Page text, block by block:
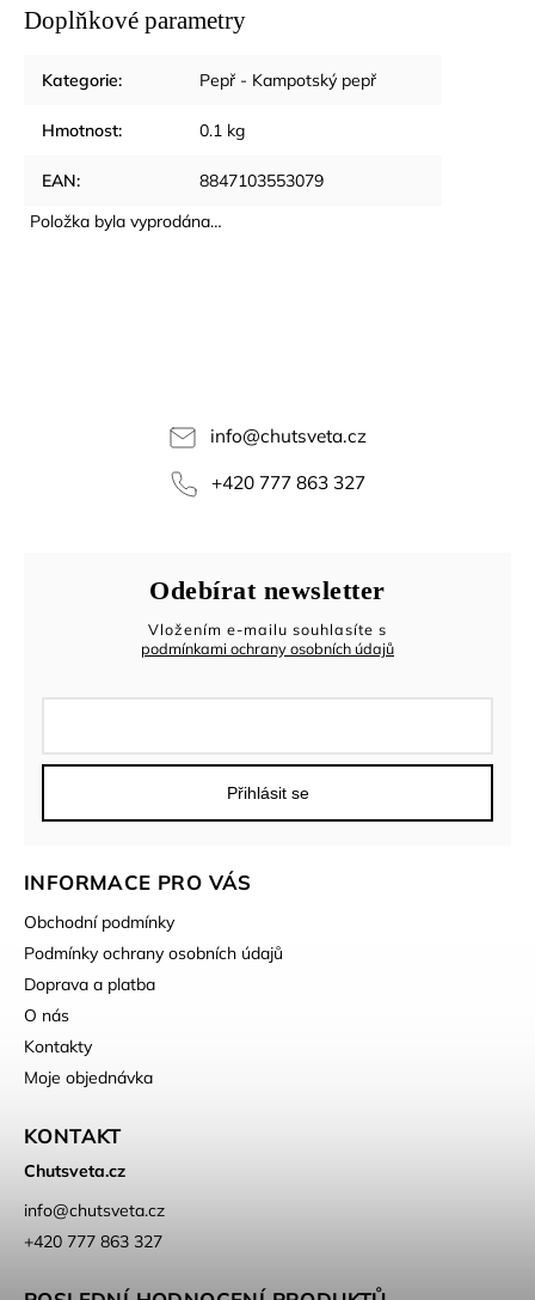
Doplňkové parametry
Kategorie: Pepř - Kampotský pepř
Hmotnost: 0.1 kg
EAN:
8847103553079
Položka byla vyprodána…
info@chutsveta.cz
+420 777 863 327
INFORMACE PRO VÁS
Obchodní podmínky
Podmínky ochrany osobních údajů
Doprava a platba
O nás
Kontakty
Moje objednávka
KONTAKT
Chutsveta.cz
info@chutsveta.cz
+420 777 863 327
Odebírat newsletter
Vložením e-mailu souhlasíte s
podmínkami ochrany osobních údajů
Přihlásit se